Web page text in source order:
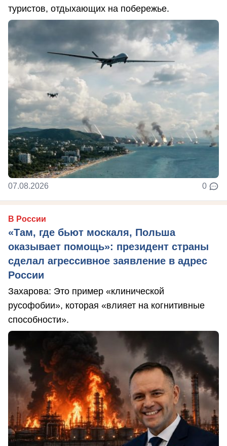
туристов, отдыхающих на побережье.
07.08.2026 0
В России
«Там, где бьют москаля, Польша
оказывает помощь»: президент страны
сделал агрессивное заявление в адрес
России
Захарова: Это пример «клинической
русофобии», которая «влияет на когнитивные
способности».